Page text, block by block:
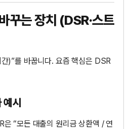
꾸는 장치 (DSR·스트
)”를 바꿉니다. 요즘 핵심은 DSR
시
“모든 대출의 원리금 상환액 / 연